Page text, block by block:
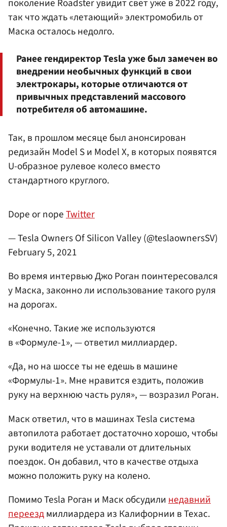
так что ждать «летающий» электромобиль от
Маска осталось недолго.
Ранее гендиректор Tesla уже был замечен во
внедрении необычных функций в свои
электрокары, которые отличаются от
привычных представлений массового
потребителя об автомашине.
Так, в прошлом месяце был анонсирован
редизайн Model S и Model X, в которых появятся
U-образное рулевое колесо вместо
стандартного круглого.
Dope or nopeTwitter
— Tesla Owners Of Silicon Valley (@teslaownersSV)
February 5, 2021
Во время интервью Джо Роган поинтересовался
у Маска, законно ли использование такого руля
на дорогах.
«Конечно. Такие же используются
в «Формуле-1», — ответил миллиардер.
«Да, но на шоссе ты не едешь в машине
«Формулы-1». Мне нравится ездить, положив
руку на верхнюю часть руля», — возразил Роган.
Маск ответил, что в машинах Tesla система
автопилота работает достаточно хорошо, чтобы
руки водителя не уставали от длительных
поездок. Он добавил, что в качестве отдыха
можно положить руку на колено.
Помимо Tesla Роган и Маск обсудилинедавний
переездмиллиардера из Калифорнии в Техас.